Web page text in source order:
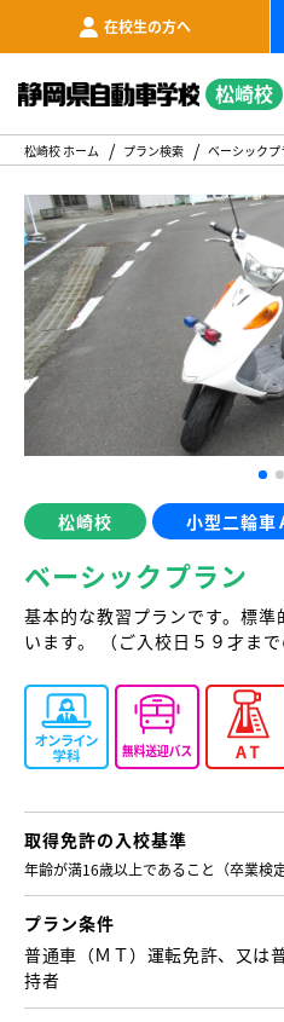
在校生の方へ
松崎校
松崎校 ホーム プラン検索 ベーシックプ
松崎校 小型二輪車
ベーシックプラン
基本的な教習プランです。標
います。 （ご入校日５９才まで
取得免許の入校基準
年齢が満16歳以上であること （卒業検
プラン条件
普通車（ＭＴ）運転免許、又は
持者